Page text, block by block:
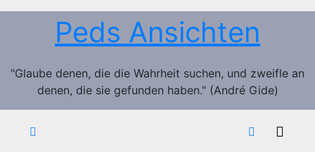
Zum
Peds Ansichten
"Glaube denen, die die Wahrheit suchen, und zweifle an
denen, die sie gefunden haben." (André Gide)